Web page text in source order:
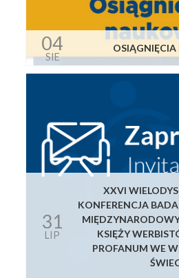
04
SIE
31
LIP
XXVI
KONFERENCJA
KSIĘŻY
PROFANUM WE